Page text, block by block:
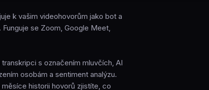
k vašim videohovorům jako bot a
Funguje se Zoom, Google Meet,
s označením mluvčích, AI
osobám a sentiment analýzu.
historii hovorů zjistíte, co